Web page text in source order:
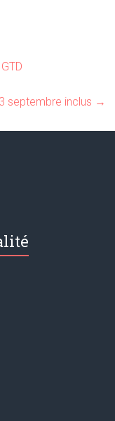
septembre inclus →